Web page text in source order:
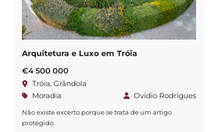
Arquitetura e Luxo em Tróia
€4 500 000
Tróia, Grândola
Moradia
Ovidio Rodrigues
Não existe excerto porque se trata de um artigo
protegido.